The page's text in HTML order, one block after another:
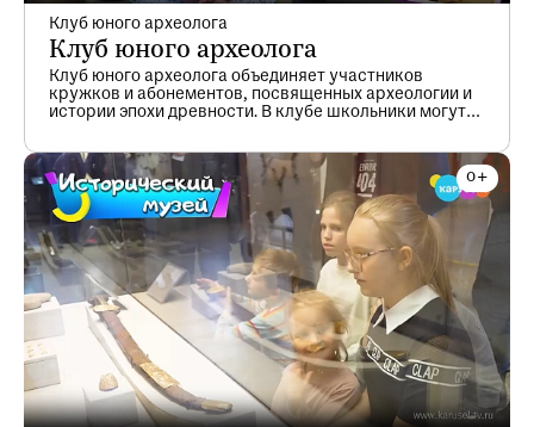
Клуб юного археолога
Клуб юного археолога
Клуб юного археолога объединяет участников
кружков и абонементов, посвященных археологии и
истории эпохи древности. В клубе школьники могут
познакомиться с археологической коллекцией музея
под руководством специалистов и, возможно, даже
определиться с будущей профессией, а также
исполнить мечту и отправиться в свою первую
археологическую экспедицию. Участниками клуба
являются и те, кто только планирует в будущем
пополнить ряды кружковцев. С января 2022 года
каждое последнее воскресенье месяца в
Историческом музее в рамках мероприятий Клуба
юного археолога проходит акция «День юного
археолога». Ведущие мероприятий — экскурсоводы и
методисты Исторического музея,
специализирующиеся на изучении эпох древности и
Средневековья, участвовавшие в полевых
исследованиях, а также научные сотрудники,
готовые поделиться знаниями и опытом.